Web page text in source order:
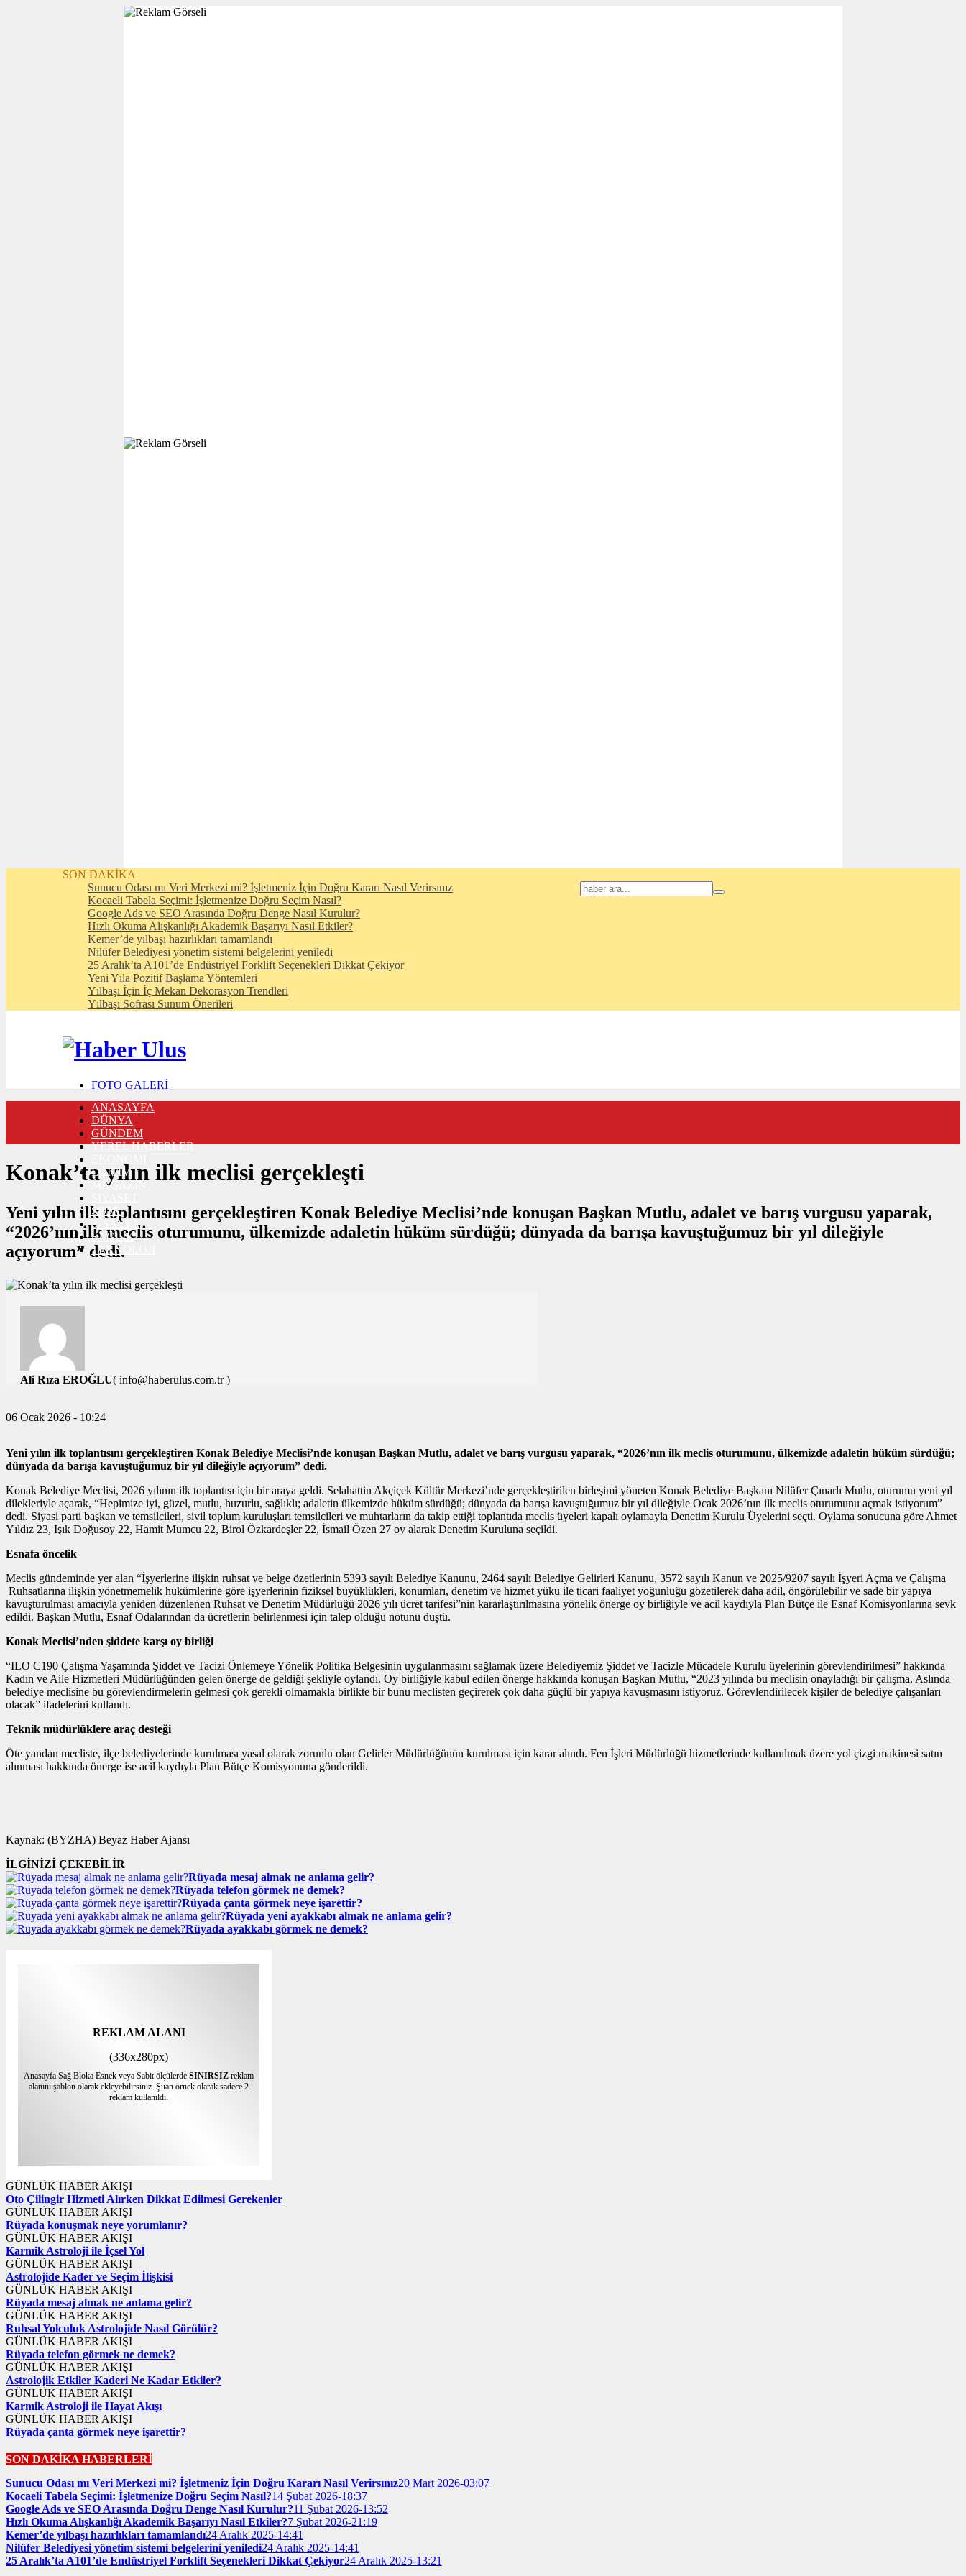
SON DAKİKA
Sunucu Odası mı Veri Merkezi mi? İşletmeniz İçin Doğru Kararı Nasıl Verirsınız
Kocaeli Tabela Seçimi: İşletmenize Doğru Seçim Nasıl?
Google Ads ve SEO Arasında Doğru Denge Nasıl Kurulur?
Hızlı Okuma Alışkanlığı Akademik Başarıyı Nasıl Etkiler?
Kemer’de yılbaşı hazırlıkları tamamlandı
Nilüfer Belediyesi yönetim sistemi belgelerini yeniledi
25 Aralık’ta A101’de Endüstriyel Forklift Seçenekleri Dikkat Çekiyor
Yeni Yıla Pozitif Başlama Yöntemleri
Yılbaşı İçin İç Mekan Dekorasyon Trendleri
Yılbaşı Sofrası Sunum Önerileri
FOTO GALERİ
TRAFİK DURUMU
NÖBETÇİ ECZANELER
CANLI SONUÇLAR
BURÇLAR
İLETİŞİM
ANASAYFA
DÜNYA
GÜNDEM
YEREL HABERLER
EĞİTİM
MAGAZİN
SPOR
3. SAYFA
SAĞLIK
TEKNOLOJİ
Konak’ta yılın ilk meclisi gerçekleşti
Yeni yılın ilk toplantısını gerçekleştiren Konak Belediye Meclisi’nde konuşan Başkan Mutlu, adalet ve barış vurgusu yaparak,
“2026’nın ilk meclis oturumunu, ülkemizde adaletin hüküm sürdüğü; dünyada da barışa kavuştuğumuz bir yıl dileğiyle
açıyorum” dedi.
Ali Rıza EROĞLU( info@haberulus.com.tr )
06 Ocak 2026 - 10:24
Yeni yılın ilk toplantısını gerçekleştiren Konak Belediye Meclisi’nde konuşan Başkan Mutlu, adalet ve barış vurgusu yaparak, “2026’nın ilk meclis oturumunu, ülkemizde adaletin hüküm sürdüğü;
dünyada da barışa kavuştuğumuz bir yıl dileğiyle açıyorum” dedi.
Konak Belediye Meclisi, 2026 yılının ilk toplantısı için bir araya geldi. Selahattin Akçiçek Kültür Merkezi’nde gerçekleştirilen birleşimi yöneten Konak Belediye Başkanı Nilüfer Çınarlı Mutlu, oturumu yeni yıl
dilekleriyle açarak, “Hepimize iyi, güzel, mutlu, huzurlu, sağlıklı; adaletin ülkemizde hüküm sürdüğü; dünyada da barışa kavuştuğumuz bir yıl dileğiyle Ocak 2026’nın ilk meclis oturumunu açmak istiyorum”
dedi. Siyasi parti başkan ve temsilcileri, sivil toplum kuruluşları temsilcileri ve muhtarların da takip ettiği toplantıda meclis üyeleri kapalı oylamayla Denetim Kurulu Üyelerini seçti. Oylama sonucuna göre Ahmet
Yıldız 23, Işık Doğusoy 22, Hamit Mumcu 22, Birol Özkardeşler 22, İsmail Özen 27 oy alarak Denetim Kuruluna seçildi.
Esnafa öncelik
Meclis gündeminde yer alan “İşyerlerine ilişkin ruhsat ve belge özetlerinin 5393 sayılı Belediye Kanunu, 2464 sayılı Belediye Gelirleri Kanunu, 3572 sayılı Kanun ve 2025/9207 sayılı İşyeri Açma ve Çalışma
Ruhsatlarına ilişkin yönetmemelik hükümlerine göre işyerlerinin fiziksel büyüklükleri, konumları, denetim ve hizmet yükü ile ticari faaliyet yoğunluğu gözetilerek daha adil, öngörülebilir ve sade bir yapıya
kavuşturulması amacıyla yeniden düzenlenen Ruhsat ve Denetim Müdürlüğü 2026 yılı ücret tarifesi”nin kararlaştırılmasına yönelik önerge oy birliğiyle ve acil kaydıyla Plan Bütçe ile Esnaf Komisyonlarına sevk
edildi. Başkan Mutlu, Esnaf Odalarından da ücretlerin belirlenmesi için talep olduğu notunu düştü.
Konak Meclisi’nden şiddete karşı oy birliği
“ILO C190 Çalışma Yaşamında Şiddet ve Tacizi Önlemeye Yönelik Politika Belgesinin uygulanmasını sağlamak üzere Belediyemiz Şiddet ve Tacizle Mücadele Kurulu üyelerinin görevlendirilmesi” hakkında
Kadın ve Aile Hizmetleri Müdürlüğünden gelen önerge de geldiği şekliyle oylandı. Oy birliğiyle kabul edilen önerge hakkında konuşan Başkan Mutlu, “2023 yılında bu meclisin onayladığı bir çalışma. Aslında
belediye meclisine bu görevlendirmelerin gelmesi çok gerekli olmamakla birlikte bir bunu meclisten geçirerek çok daha güçlü bir yapıya kavuşmasını istiyoruz. Görevlendirilecek kişiler de belediye çalışanları
olacak” ifadelerini kullandı.
Teknik müdürlüklere araç desteği
Öte yandan mecliste, ilçe belediyelerinde kurulması yasal olarak zorunlu olan Gelirler Müdürlüğünün kurulması için karar alındı. Fen İşleri Müdürlüğü hizmetlerinde kullanılmak üzere yol çizgi makinesi satın
alınması hakkında önerge ise acil kaydıyla Plan Bütçe Komisyonuna gönderildi.
Kaynak: (BYZHA) Beyaz Haber Ajansı
İLGİNİZİ ÇEKEBİLİR
Rüyada mesaj almak ne anlama gelir?
Rüyada telefon görmek ne demek?
Rüyada çanta görmek neye işarettir?
Rüyada yeni ayakkabı almak ne anlama gelir?
Rüyada ayakkabı görmek ne demek?
REKLAM ALANI
(336x280px)
Anasayfa Sağ Bloka Esnek veya Sabit ölçülerde SINIRSIZ reklam
alanını şablon olarak ekleyebilirsiniz. Şuan örnek olarak sadece 2
reklam kullanıldı.
GÜNLÜK HABER AKIŞI
Oto Çilingir Hizmeti Alırken Dikkat Edilmesi Gerekenler
GÜNLÜK HABER AKIŞI
Rüyada konuşmak neye yorumlanır?
GÜNLÜK HABER AKIŞI
Karmik Astroloji ile İçsel Yol
GÜNLÜK HABER AKIŞI
Astrolojide Kader ve Seçim İlişkisi
GÜNLÜK HABER AKIŞI
Rüyada mesaj almak ne anlama gelir?
GÜNLÜK HABER AKIŞI
Ruhsal Yolculuk Astrolojide Nasıl Görülür?
GÜNLÜK HABER AKIŞI
Rüyada telefon görmek ne demek?
GÜNLÜK HABER AKIŞI
Astrolojik Etkiler Kaderi Ne Kadar Etkiler?
GÜNLÜK HABER AKIŞI
Karmik Astroloji ile Hayat Akışı
GÜNLÜK HABER AKIŞI
Rüyada çanta görmek neye işarettir?
SON DAKİKA HABERLERİ
Sunucu Odası mı Veri Merkezi mi? İşletmeniz İçin Doğru Kararı Nasıl Verirsınız20 Mart 2026-03:07
Kocaeli Tabela Seçimi: İşletmenize Doğru Seçim Nasıl?14 Şubat 2026-18:37
Google Ads ve SEO Arasında Doğru Denge Nasıl Kurulur?11 Şubat 2026-13:52
Hızlı Okuma Alışkanlığı Akademik Başarıyı Nasıl Etkiler?7 Şubat 2026-21:19
Kemer’de yılbaşı hazırlıkları tamamlandı24 Aralık 2025-14:41
Nilüfer Belediyesi yönetim sistemi belgelerini yeniledi24 Aralık 2025-14:41
25 Aralık’ta A101’de Endüstriyel Forklift Seçenekleri Dikkat Çekiyor24 Aralık 2025-13:21